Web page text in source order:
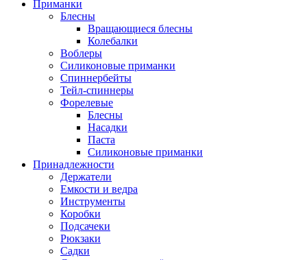
Приманки
Блесны
Вращающиеся блесны
Колебалки
Воблеры
Силиконовые приманки
Спиннербейты
Тейл-спиннеры
Форелевые
Блесны
Насадки
Паста
Силиконовые приманки
Принадлежности
Держатели
Емкости и ведра
Инструменты
Коробки
Подсачеки
Рюкзаки
Садки